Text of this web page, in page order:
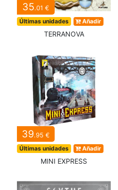
35.01 €
Últimas unidades Añadir
TERRANOVA
39.95 €
Últimas unidades Añadir
MINI EXPRESS